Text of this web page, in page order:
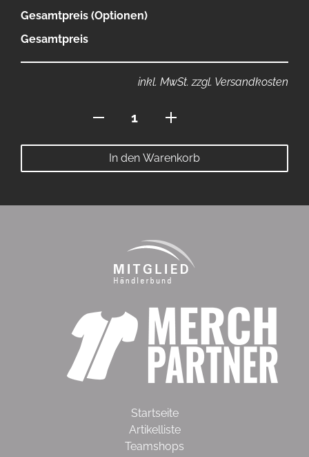
Gesamtpreis (Optionen)
Gesamtpreis
inkl. MwSt. zzgl. Versandkosten
Hose
Menge
In den Warenkorb
Startseite
Artikelliste
Teamshops